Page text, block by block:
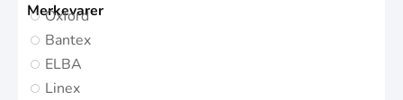
Merkevarer
Oxford
Bantex
ELBA
Linex